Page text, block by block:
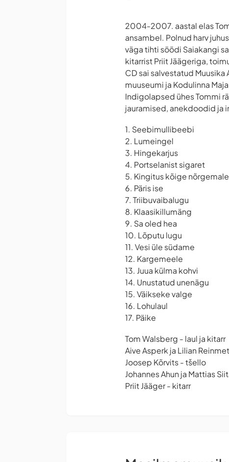
2004-2007. aastal elas
ansambel. Polnud harv
väga tihti söödi Saiakangi
kitarrist Priit Jäägeriga,
CD sai salvestatud
muuseumi ja Kodulinna
Indigolapsed ühes Tommi
jauramised, anekdoodid ja
1. Seebimullibeebi
2. Lumeingel
3. Hingekarjus
4. Portselanist sigaret
5. Kingitus kõige nõrgemale
6. Päris ise
7. Triibuvaibalugu
8. Klaasikillumäng
9. Sa oled hea
10. Lõputu lugu
11. Vesi üle südame
12. Kargemeele
13. Juua külma kohvi
14. Unustatud unenägu
15. Väikseke valge
16. Lohulaul
17. Päike
Tom Walsberg - laul ja kitarr
Aive Asperk ja Lilian
Joosep Kõrvits - tšello
Johannes Ahun ja Mattias
Priit Jääger - kitarr